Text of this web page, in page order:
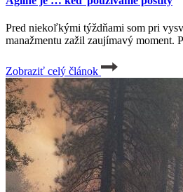
Pred niekoľkými týždňami som pri
manažmentu zažil zaujímavý moment.
Zobraziť celý článok